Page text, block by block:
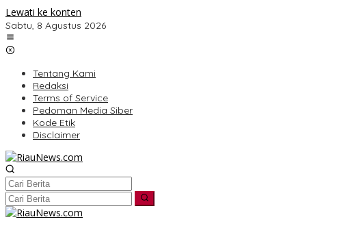
Lewati ke konten
Sabtu, 8 Agustus 2026
Tentang Kami
Redaksi
Terms of Service
Pedoman Media Siber
Kode Etik
Disclaimer